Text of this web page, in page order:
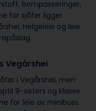
bompasseringer,
for sjåfør ligger
Helgeleie og leie
Vegårshei
i Vegårshei, men
9-seters og klasse
for leie av minibuss